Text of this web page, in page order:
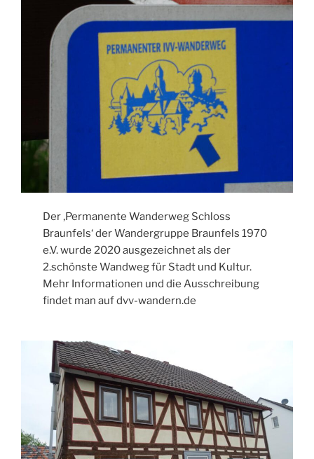
Der ‚Permanente Wanderweg Schloss
Braunfels‘ der Wandergruppe Braunfels 1970
e.V. wurde 2020 ausgezeichnet als der
2.schönste Wandweg für Stadt und Kultur.
Mehr Informationen und die Ausschreibung
findet man auf dvv-wandern.de